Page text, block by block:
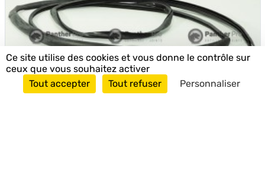
Ce site utilise des cookies et vous donne le contrôle sur
ceux que vous souhaitez activer
Tout accepter
Tout refuser Personnaliser